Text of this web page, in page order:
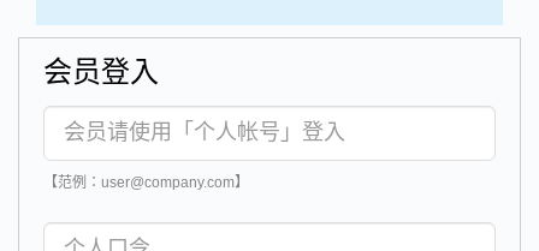
会员登入
【范例：user@company.com】